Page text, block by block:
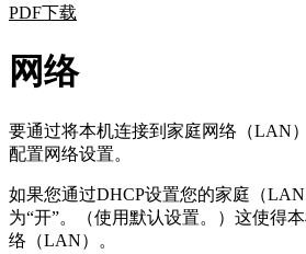
PDF下载
网络
要通过将本机连接到家庭网络（LAN
配置网络设置。
如果您通过DHCP设置您的家庭（
为“开”。（使用默认设置。）这使得
络（LAN）。